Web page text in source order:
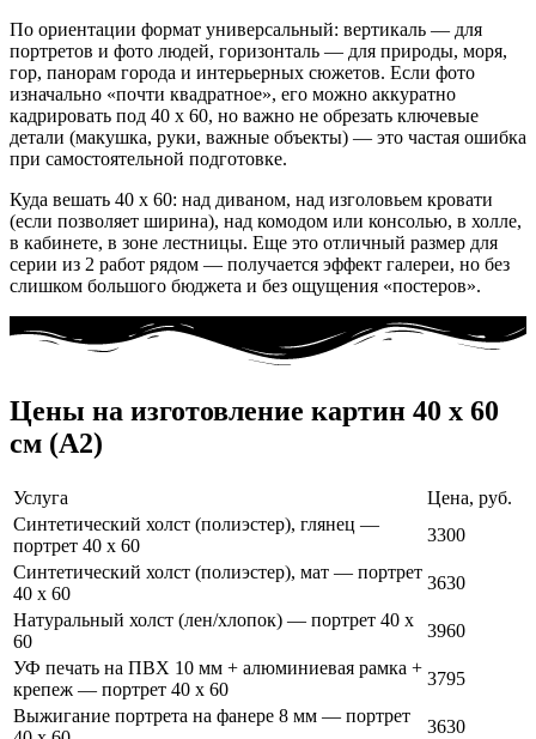
По ориентации формат универсальный: вертикаль — для
портретов и фото людей, горизонталь — для природы, моря,
гор, панорам города и интерьерных сюжетов. Если фото
изначально «почти квадратное», его можно аккуратно
кадрировать под 40 x 60, но важно не обрезать ключевые
детали (макушка, руки, важные объекты) — это частая ошибка
при самостоятельной подготовке.
Куда вешать 40 x 60: над диваном, над изголовьем кровати
(если позволяет ширина), над комодом или консолью, в холле,
в кабинете, в зоне лестницы. Еще это отличный размер для
серии из 2 работ рядом — получается эффект галереи, но без
слишком большого бюджета и без ощущения «постеров».
Цены на изготовление картин 40 x 60
см (А2)
Услуга
Цена, руб.
Синтетический холст (полиэстер), глянец —
портрет 40 x 60
3300
Синтетический холст (полиэстер), мат — портрет
40 x 60
3630
Натуральный холст (лен/хлопок) — портрет 40 x
60
3960
УФ печать на ПВХ 10 мм + алюминиевая рамка +
крепеж — портрет 40 x 60
3795
Выжигание портрета на фанере 8 мм — портрет
3630